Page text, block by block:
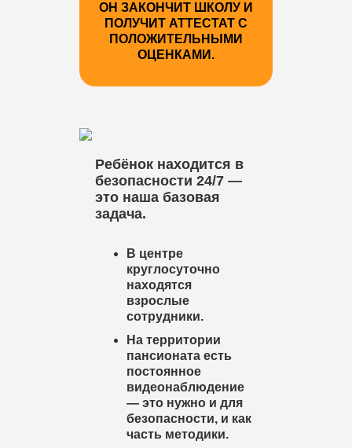
ОН ЗАКОНЧИТ ШКОЛУ И
ПОЛУЧИТ АТТЕСТАТ С
ПОЛОЖИТЕЛЬНЫМИ
ОЦЕНКАМИ.
Ребёнок находится в
безопасности 24/7 —
это наша базовая
задача.
В центре
круглосуточно
находятся
взрослые
сотрудники.
На территории
пансионата есть
постоянное
видеонаблюдение
— это нужно и для
безопасности, и как
часть методики.